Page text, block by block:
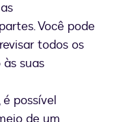
Você pode
todos os
suas
possível